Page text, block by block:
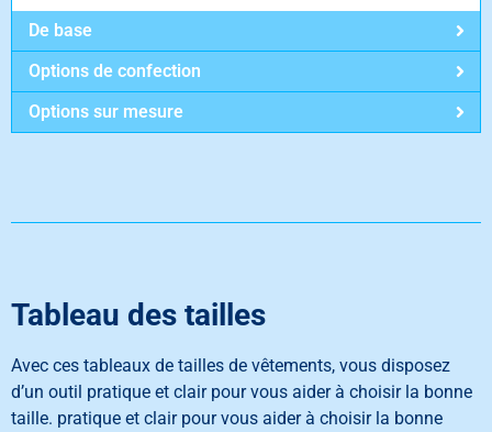
De base
Options de confection
Options sur mesure
Tableau des tailles
Avec ces tableaux de tailles de vêtements, vous disposez
d’un outil pratique et clair pour vous aider à choisir la bonne
taille. pratique et clair pour vous aider à choisir la bonne